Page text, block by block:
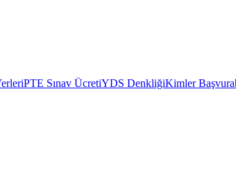
PTE Sınav ÜcretiYDS DenkliğiKimler